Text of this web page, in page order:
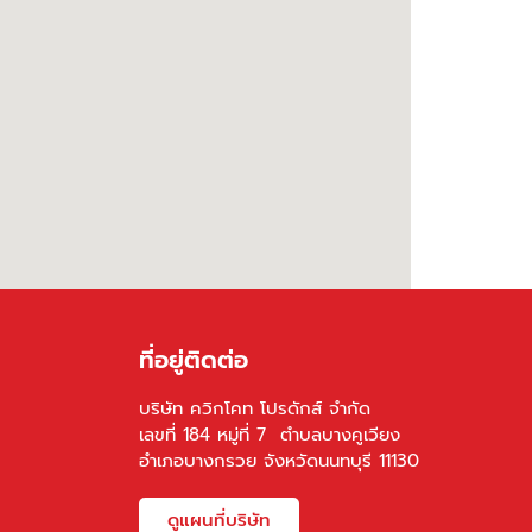
ที่อยู่ติดต่อ
บริษัท ควิกโคท โปรดักส์ จำกัด
เลขที่ 184 หมู่ที่ 7 ตำบลบางคูเวียง
อำเภอบางกรวย จังหวัดนนทบุรี 11130
ดูแผนที่บริษัท